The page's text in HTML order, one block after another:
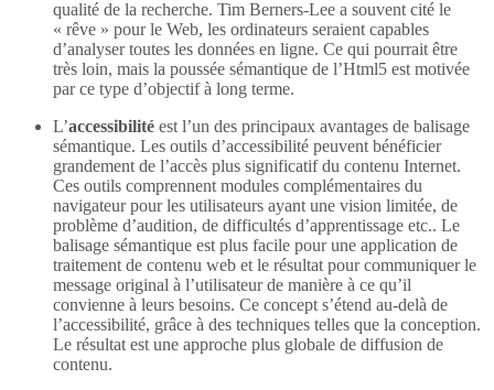
qualité de la recherche. Tim Berners-Lee a souvent cité le
« rêve » pour le Web, les ordinateurs seraient capables
d’analyser toutes les données en ligne. Ce qui pourrait être
très loin, mais la poussée sémantique de l’Html5 est motivée
par ce type d’objectif à long terme.
L’accessibilité est l’un des principaux avantages de balisage
sémantique. Les outils d’accessibilité peuvent bénéficier
grandement de l’accès plus significatif du contenu Internet.
Ces outils comprennent modules complémentaires du
navigateur pour les utilisateurs ayant une vision limitée, de
problème d’audition, de difficultés d’apprentissage etc.. Le
balisage sémantique est plus facile pour une application de
traitement de contenu web et le résultat pour communiquer le
message original à l’utilisateur de manière à ce qu’il
convienne à leurs besoins. Ce concept s’étend au-delà de
l’accessibilité, grâce à des techniques telles que la conception.
Le résultat est une approche plus globale de diffusion de
contenu.